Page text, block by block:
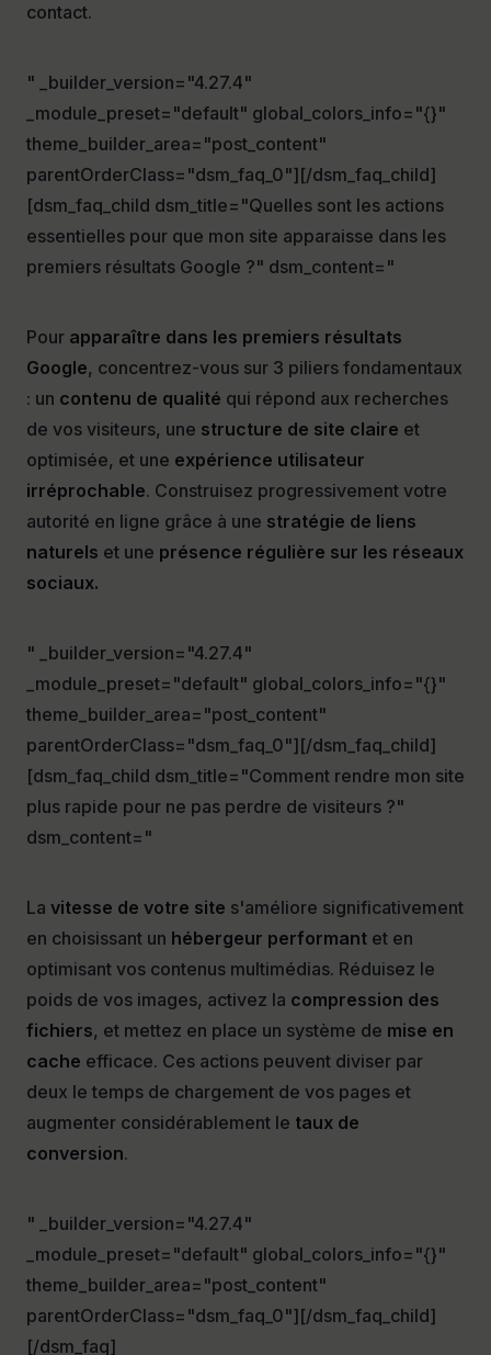
contact.
" _builder_version="4.27.4"
_module_preset="default" global_colors_info="{}"
theme_builder_area="post_content"
parentOrderClass="dsm_faq_0"][/dsm_faq_child]
[dsm_faq_child dsm_title="Quelles sont les actions
essentielles pour que mon site apparaisse dans les
premiers résultats Google ?" dsm_content="
Pour apparaître dans les premiers résultats
Google, concentrez-vous sur 3 piliers fondamentaux
: un contenu de qualité qui répond aux recherches
de vos visiteurs, une structure de site claire et
optimisée, et une expérience utilisateur
irréprochable. Construisez progressivement votre
autorité en ligne grâce à une stratégie de liens
naturels et une présence régulière sur les réseaux
sociaux.
" _builder_version="4.27.4"
_module_preset="default" global_colors_info="{}"
theme_builder_area="post_content"
parentOrderClass="dsm_faq_0"][/dsm_faq_child]
[dsm_faq_child dsm_title="Comment rendre mon site
plus rapide pour ne pas perdre de visiteurs ?"
dsm_content="
La vitesse de votre site s'améliore significativement
en choisissant un hébergeur performant et en
optimisant vos contenus multimédias. Réduisez le
poids de vos images, activez la compression des
fichiers, et mettez en place un système de mise en
cache efficace. Ces actions peuvent diviser par
deux le temps de chargement de vos pages et
augmenter considérablement le taux de
conversion.
" _builder_version="4.27.4"
_module_preset="default" global_colors_info="{}"
theme_builder_area="post_content"
parentOrderClass="dsm_faq_0"][/dsm_faq_child]
[/dsm_faq]